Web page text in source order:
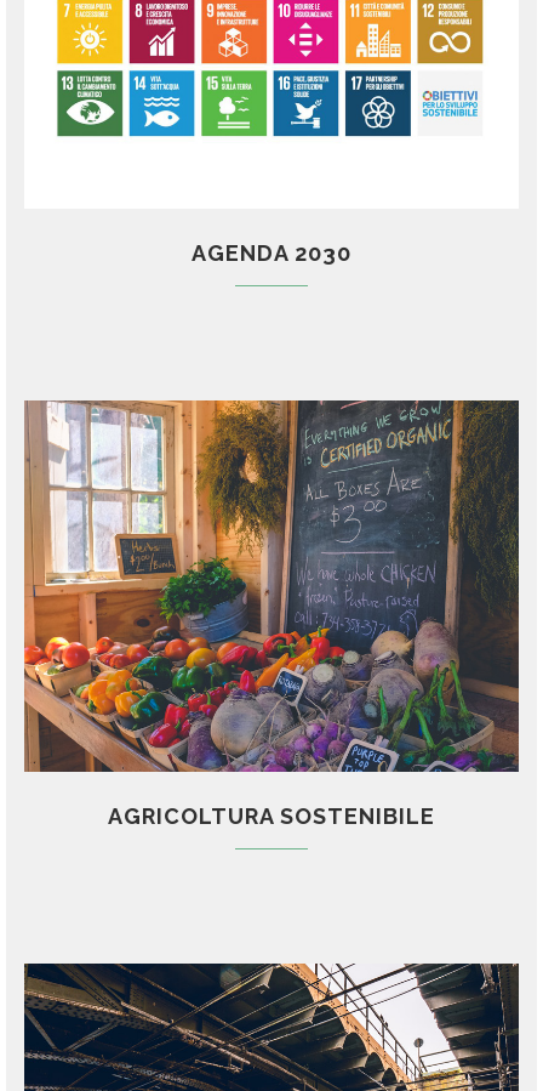
AGENDA 2030
AGRICOLTURA SOSTENIBILE